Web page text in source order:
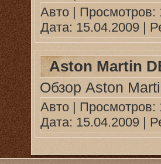
Авто |
Дата: 15.04.2009 |
Aston Martin
Обзор Aston
Авто |
Дата: 15.04.2009 |